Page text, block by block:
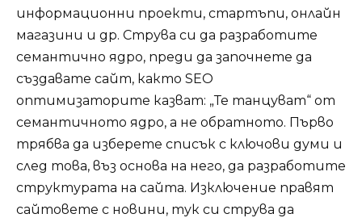
информационни проекти, стартъпи, онлайн
магазини и др. Струва си да разработите
семантично ядро, преди да започнете да
създавате сайт, както SEO
оптимизаторите казват: „Те танцуват“ от
семантичното ядро, а не обратното. Първо
трябва да изберете списък с ключови думи и
след това, въз основа на него, да разработите
структурата на сайта. Изключение правят
сайтовете с новини, тук си струва да